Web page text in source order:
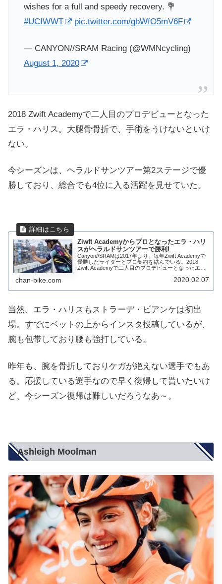
wishes for a full and speedy recovery. 💐
#UCIWWT
pic.twitter.com/gbWfO5mV6F
— CANYON//SRAM Racing (@WMNcycling)
August 1, 2020
2018 Zwift Academyで二人目のプロデビューとなった
エラ・ハリス。大腿骨骨折で、手術をうけないといけ
ない。
今シーズンは、ヘラルドサンツアー第2ステージで優
勝しており、総合でも4位に入る活躍を見せていた。
Ziwft Academyからプロとなったエラ・ハリ
スがヘラルドサンツアーで勝利!
Canyon//SRAMは2017年より、毎年Zwift Academyで
優勝したライダーとプロ契約を結んでいる。2018
Zwift Academyで二人目のプロデビューとなったエ
chan-bike.com 2020.02.07
当然、エラ・ハリスもストラーデ・ビアンケは初出
場。すでにベットの上からインスタ投稿しているが、
腕も包帯しており腰も強打している。
昨年も、腕を骨折しておりケガが絶えない選手でもあ
る。応援している選手なので早く復帰して貰いたいけ
ど、今シーズン復帰は難しいだろうなあ～。
Ashleigh Moolman